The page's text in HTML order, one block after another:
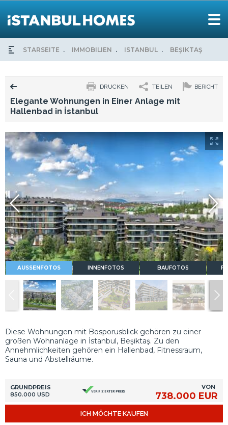
STARSEITE IMMOBILIEN ISTANBUL BEŞIKTAŞ
BERICHT
TEILEN
DRUCKEN
Elegante Wohnungen in Einer Anlage mit
Hallenbad in İstanbul
AUSSENFOTOS INNENFOTOS BAUFOTOS
Diese Wohnungen mit Bosporusblick gehören zu einer
großen Wohnanlage in İstanbul, Beşiktaş. Zu den
Annehmlichkeiten gehören ein Hallenbad, Fitnessraum,
Sauna und Abstellräume.
GRUNDPREIS
850.000 USD
VON
738.000 EUR
ICH MÖCHTE KAUFEN